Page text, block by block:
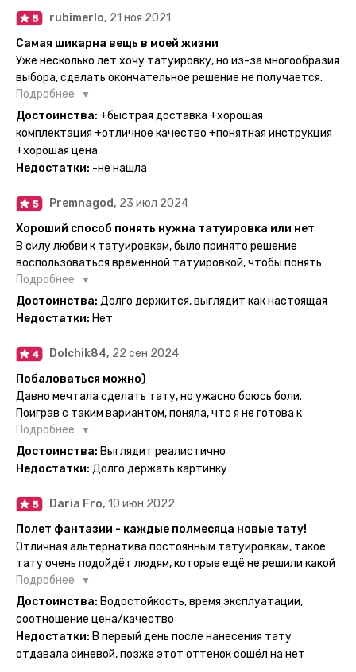
настоящей. Главное, не стараться перевести большую
тату на какой-то маленький участок кожи (например,
запястье) - вследствие чего могут плохо отпечататься
какие-то части рисунка. Но это, скажем так, риски, которые
вы берёте на себя сами ;)
rubimerlo, 21 ноя 2021
Самая шикарна вещь в моей жизни
Уже несколько лет хочу татуировку, но из-за многообразия
выбора, сделать окончательное решение не получается.
Поэтому everink стали для меня настоящей находкой. Как
только тату пришли, я сразу понеслась их забирать. Хочу
отметить, что у everink очень большой выбор мест для
доставки, что значительно упрощает процесс получения
тату. Посылка была упакованна в бумажный плотный
конверт, внутри оказалась ещё одна упаковка с
дизайнерским принтом. Комплектация набора: сами тату,
упакованные в специальные пакетики, салфетки,
инструкция по нанесению. Всё выглядит очень мило. Я уже
нанесла одну из них и сейчас жду результата. Всё очень
понятно объяснено, отдельным плюсом для меня стала
картинка с обозначениями тех мечт, где тату будет
держаться дольше всего. В общем всём советую и
рекомендую, буду заказывать ещё))
Подробнее
Достоинства: +быстрая доставка +хорошая
комплектация +отличное качество +понятная инструкция
+хорошая цена
Недостатки: -не нашла
Premnagod, 23 июл 2024
Хороший способ понять нужна татуировка или нет
В силу любви к татуировкам, было принято решение
воспользоваться временной татуировкой, чтобы понять
хочется набивать настоящую или нет, как оказалось
смысла набивать нет, ведь можно постоянно делать
временные татуировки и в случае если одна не понравится
больше ничего и не нужно.
Подробнее
Достоинства: Долго держится, выглядит как настоящая
Недостатки: Нет
Dolchik84, 22 сен 2024
Побаловаться можно)
Давно мечтала сделать тату, но ужасно боюсь боли.
Поиграв с таким вариантом, поняла, что я не готова к
постоянной тату. Поэтому благодарю, что есть такая
возможность. Муж смог сделать тату в нескольких местах
одной картинкой).
Подробнее
Достоинства: Выглядит реалистично
Недостатки: Долго держать картинку
Daria Fro, 10 июн 2022
Полет фантазии - каждые полмесяца новые тату!
Отличная альтернатива постоянным татуировкам, такое
тату очень подойдёт людям, которые ещё не решили какой
эскиз им подойдёт на всю жизнь - продукт еверинк
держится на теле до 2 недель - после нанесения не нужно
бояться мочить такие тату, вода их так просто не смоет. К
рисункам прикладывается инструкция, но я предпочла
другой способ нанесения - оставила наклейку на теле на
ночь, чтобы точно перестраховаться - на утро эффект
Подробнее
Достоинства: Водостойкость, время эксплуатации,
соотношение цена/качество
Недостатки: В первый день после нанесения тату
отдавала синевой, позже этот оттенок сошёл на нет